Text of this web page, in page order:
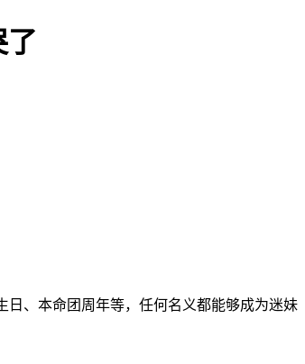
、本命团周年等，任何名义都能够成为迷妹